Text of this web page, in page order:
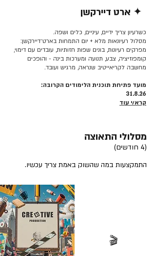
✦ ארט דיירקשן
כשרעיון צריך ידיים, עיניים, כלים ושפה.
מסלול רעיונאות מלא + יום התמחות בארט־דיירקשן:
מפרקים רעיונות, בונים שפות חזותיות, עובדים עם דימוי,
קומפוזיציה, צבע, תנועה ומערכות בינה - והופכים
מחשבה לקריאייטיב שנראה, מרגיש ועובד.
מועד פתיחת תוכנית הלימודים הקרובה:
31.8.26
קרא/י עוד
מסלולי התאוצה
(4 חודשים)
התמקצעות במה שהשוק באמת צריך עכשיו.
🎬